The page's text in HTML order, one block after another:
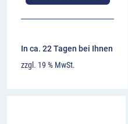
In ca. 22 Tagen bei Ihnen
zzgl. 19 % MwSt.